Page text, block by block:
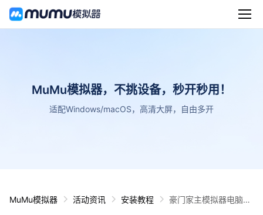
MuMu模拟器，不挑设备，秒开秒用！
适配Windows/macOS，高清大屏，自由多开
MuMu模拟器 活动资讯 安装教程
豪门家主模拟器电脑版